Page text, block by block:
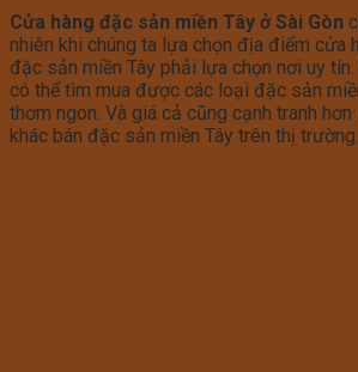
Cửa hàng đặc sản miền Tây ở Sài Gòn
nhiên khi chúng ta lựa chọn địa điểm cửa
đặc sản miền Tây phải lựa chọn nơi uy
có thể tìm mua được các loại đặc sản
thơm ngon. Và giá cả cũng cạnh tranh
khác bán đặc sản miền Tây trên thị trường.